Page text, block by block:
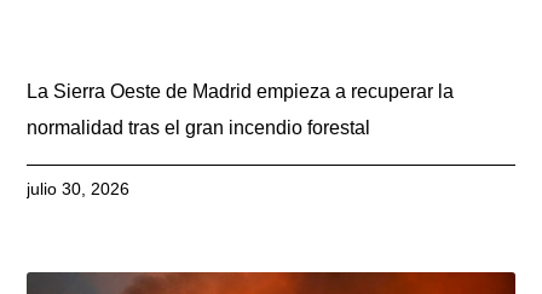
La Sierra Oeste de Madrid empieza a recuperar la
normalidad tras el gran incendio forestal
julio 30, 2026